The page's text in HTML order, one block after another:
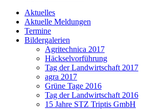
Aktuelles
Aktuelle Meldungen
Termine
Bildergalerien
Agritechnica 2017
Häckselvorführung
Tag der Landwirtschaft 2017
agra 2017
Grüne Tage 2016
Tag der Landwirtschaft 2016
15 Jahre STZ Triptis GmbH